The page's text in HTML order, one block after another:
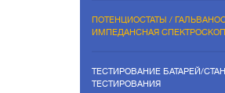
ПОТЕНЦИОСТАТЫ /
ИМПЕДАНСНАЯ
ТЕСТИРОВАНИЕ БАТАРЕЙ/
ТЕСТИРОВАНИЯ